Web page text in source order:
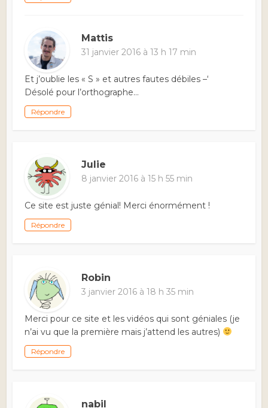
Mattis
31 janvier 2016 à 13 h 17 min
Et j’oublie les « S » et autres fautes débiles –‘
Désolé pour l’orthographe…
Répondre
Julie
8 janvier 2016 à 15 h 55 min
Ce site est juste génial! Merci énormément !
Répondre
Robin
3 janvier 2016 à 18 h 35 min
Merci pour ce site et les vidéos qui sont géniales (je
n’ai vu que la première mais j’attend les autres)
Répondre
nabil